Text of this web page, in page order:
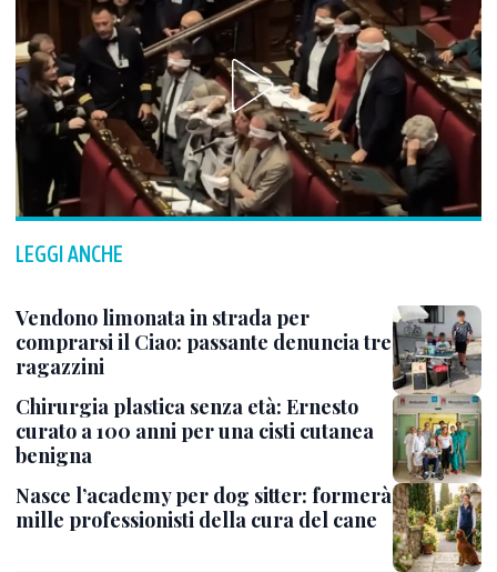
LEGGI ANCHE
Vendono limonata in strada per
comprarsi il Ciao: passante denuncia tre
ragazzini
Chirurgia plastica senza età: Ernesto
curato a 100 anni per una cisti cutanea
benigna
Nasce l’academy per dog sitter: formerà
mille professionisti della cura del cane